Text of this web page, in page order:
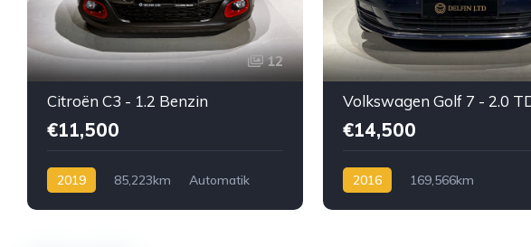
12
Citroën C3 - 1.2 Benzin
€11,500
2019 85,223km
Automatik
€14,500
2016
169,566km